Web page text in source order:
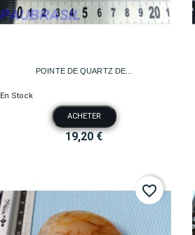
POINTE DE QUARTZ DE...
En Stock
ACHETER
19,20 €
favorite_border